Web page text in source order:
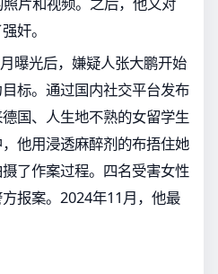
奸。
曝光后，嫌疑人张大鹏开始
标。通过国内社交平台发布
国、人生地不熟的女留学生
他用浸透麻醉剂的布捂住她
了作案过程。四名受害女性
报案。2024年11月，他最